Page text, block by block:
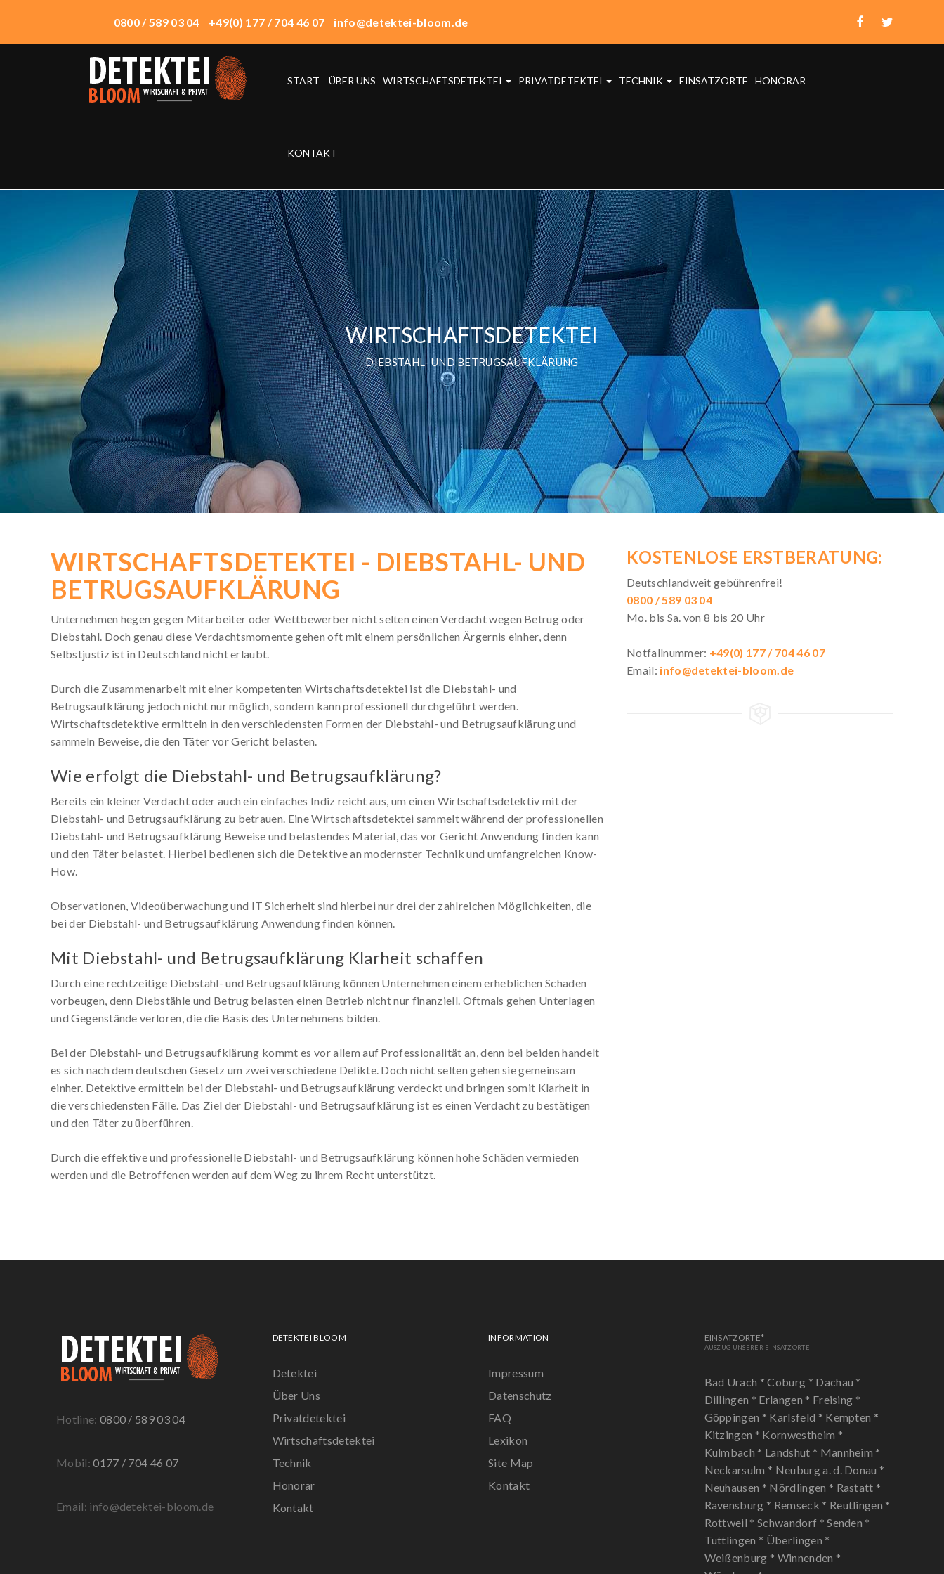
EINSATZORTE
KOSTENLOSE-HOTLINE
Rufen Sie kostenfrei an:
0800 / 589 03 04
Deutschlandweit gebührenfrei!
Mo. bis Sa. von 8 bis 20 Uhr
0800 / 589 03 04 +49(0) 177 / 704 46 07 info@detektei-bloom.de
START ÜBER UNS WIRTSCHAFTSDETEKTEI PRIVATDETEKTEI TECHNIK EINSATZORTE HONORAR
KONTAKT
WIRTSCHAFTSDETEKTEI
DIEBSTAHL- UND BETRUGSAUFKLÄRUNG
WIRTSCHAFTSDETEKTEI - DIEBSTAHL- UND
BETRUGSAUFKLÄRUNG
Unternehmen hegen gegen Mitarbeiter oder Wettbewerber nicht selten einen Verdacht wegen Betrug oder
Diebstahl. Doch genau diese Verdachtsmomente gehen oft mit einem persönlichen Ärgernis einher, denn
Selbstjustiz ist in Deutschland nicht erlaubt.
Durch die Zusammenarbeit mit einer kompetenten Wirtschaftsdetektei ist die Diebstahl- und
Betrugsaufklärung jedoch nicht nur möglich, sondern kann professionell durchgeführt werden.
Wirtschaftsdetektive ermitteln in den verschiedensten Formen der Diebstahl- und Betrugsaufklärung und
sammeln Beweise, die den Täter vor Gericht belasten.
Wie erfolgt die Diebstahl- und Betrugsaufklärung?
Bereits ein kleiner Verdacht oder auch ein einfaches Indiz reicht aus, um einen Wirtschaftsdetektiv mit der
Diebstahl- und Betrugsaufklärung zu betrauen. Eine Wirtschaftsdetektei sammelt während der professionellen
Diebstahl- und Betrugsaufklärung Beweise und belastendes Material, das vor Gericht Anwendung finden kann
und den Täter belastet. Hierbei bedienen sich die Detektive an modernster Technik und umfangreichen Know-
How.
Observationen, Videoüberwachung und IT Sicherheit sind hierbei nur drei der zahlreichen Möglichkeiten, die
bei der Diebstahl- und Betrugsaufklärung Anwendung finden können.
Mit Diebstahl- und Betrugsaufklärung Klarheit schaffen
Durch eine rechtzeitige Diebstahl- und Betrugsaufklärung können Unternehmen einem erheblichen Schaden
vorbeugen, denn Diebstähle und Betrug belasten einen Betrieb nicht nur finanziell. Oftmals gehen Unterlagen
und Gegenstände verloren, die die Basis des Unternehmens bilden.
Bei der Diebstahl- und Betrugsaufklärung kommt es vor allem auf Professionalität an, denn bei beiden handelt
es sich nach dem deutschen Gesetz um zwei verschiedene Delikte. Doch nicht selten gehen sie gemeinsam
einher. Detektive ermitteln bei der Diebstahl- und Betrugsaufklärung verdeckt und bringen somit Klarheit in
die verschiedensten Fälle. Das Ziel der Diebstahl- und Betrugsaufklärung ist es einen Verdacht zu bestätigen
und den Täter zu überführen.
Durch die effektive und professionelle Diebstahl- und Betrugsaufklärung können hohe Schäden vermieden
werden und die Betroffenen werden auf dem Weg zu ihrem Recht unterstützt.
KOSTENLOSE ERSTBERATUNG:
Deutschlandweit gebührenfrei!
0800 / 589 03 04
Mo. bis Sa. von 8 bis 20 Uhr
Notfallnummer: +49(0) 177 / 704 46 07
Email: info@detektei-bloom.de
Hotline: 0800 / 589 03 04
Mobil:0177 / 704 46 07
Email: info@detektei-bloom.de
DETEKTEI BLOOM
Detektei
Über Uns
Privatdetektei
Wirtschaftsdetektei
Technik
Honorar
Kontakt
INFORMATION
Impressum
Datenschutz
FAQ
Lexikon
Site Map
Kontakt
EINSATZORTE*
AUSZUG UNSERER EINSATZORTE
Bad Urach *Coburg * Dachau *
Dillingen * Erlangen * Freising *
Göppingen * Karlsfeld * Kempten *
Kitzingen * Kornwestheim *
Kulmbach * Landshut * Mannheim *
Neckarsulm * Neuburg a. d. Donau *
Neuhausen * Nördlingen * Rastatt *
Ravensburg * Remseck * Reutlingen *
Rottweil *Schwandorf *Senden *
Tuttlingen * Überlingen *
Weißenburg * Winnenden *